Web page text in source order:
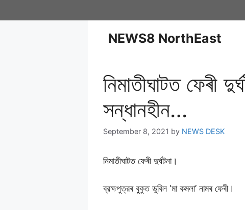
NEWS8 NorthEast
নিমাতীঘাটত ফেৰী
সন্ধানহীন…
September 8, 2021 by NEWS DESK
নিমাতীঘাটত ফেৰী দুৰ্ঘটনা।
ব্রহ্মপুত্রৰ বুকুত ডুবিল ‘মা কমলা’ নামৰ ফেৰী।